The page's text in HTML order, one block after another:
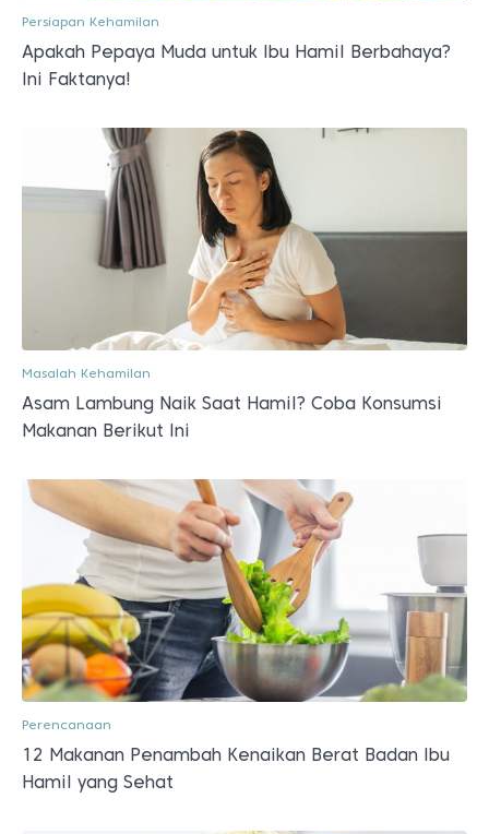
Persiapan Kehamilan
Apakah Pepaya Muda untuk Ibu Hamil Berbahaya?
Ini Faktanya!
Masalah Kehamilan
Asam Lambung Naik Saat Hamil? Coba Konsumsi
Makanan Berikut Ini
Perencanaan
12 Makanan Penambah Kenaikan Berat Badan Ibu
Hamil yang Sehat